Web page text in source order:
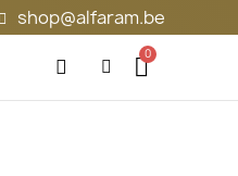
shop@alfaram.be